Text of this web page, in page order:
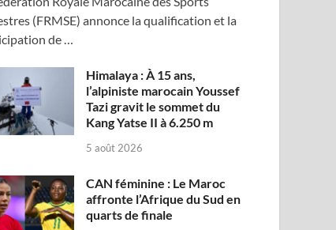
(FRMSE) annonce la qualification et la
de …
Himalaya : À 15 ans,
l’alpiniste marocain Youssef
Tazi gravit le sommet du
Kang Yatse II à 6.250 m
5 août 2026
CAN féminine : Le Maroc
affronte l’Afrique du Sud en
quarts de finale